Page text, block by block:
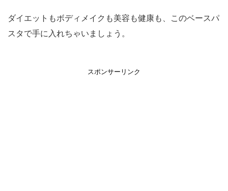
ダイエットもボディメイクも美容も健康も、このベースパ
スタで手に入れちゃいましょう。
スポンサーリンク